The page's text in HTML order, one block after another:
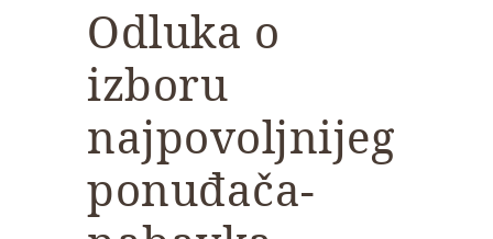
Odluka o
izboru
najpovoljnijeg
ponuđača-